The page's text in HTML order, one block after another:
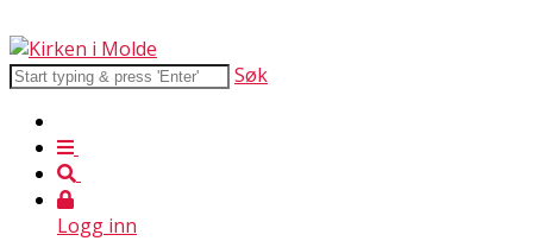
Søk
Logg inn